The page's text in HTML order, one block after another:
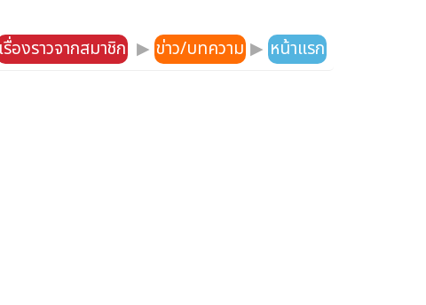
เรื่องราวจากสมาชิก ▶ ข่าว/บทความ ▶ หน้าแรก